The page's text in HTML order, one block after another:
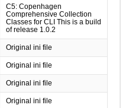
C5: Copenhagen
Comprehensive Collection
Classes for CLI This is a build
of release 1.0.2
Original ini file
Original ini file
Original ini file
Original ini file